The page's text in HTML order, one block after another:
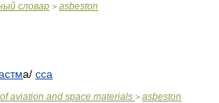
словар > asbeston
а/ сса
aviation and space materials > asbeston